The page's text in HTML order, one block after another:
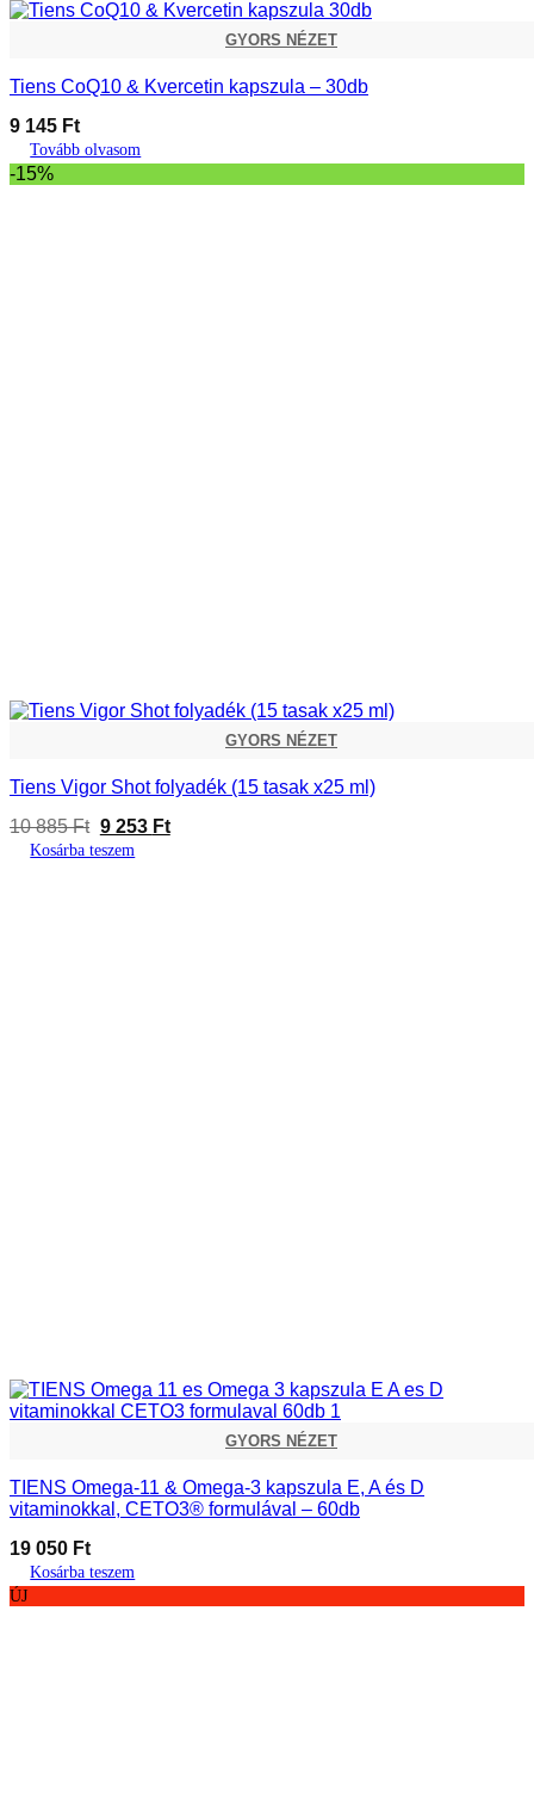
GYORS NÉZET
Tiens CoQ10 & Kvercetin kapszula – 30db
9 145 Ft
Tovább olvasom
-15%
GYORS NÉZET
Tiens Vigor Shot folyadék (15 tasak x25 ml)
10 885Ft Original
price
was:
9 253 FtCurrent
Kosárba teszem
GYORS NÉZET
TIENS Omega-11 & Omega-3 kapszula E, A és D
vitaminokkal, CETO3® formulával – 60db
19 050 Ft
Kosárba teszem
ÚJ